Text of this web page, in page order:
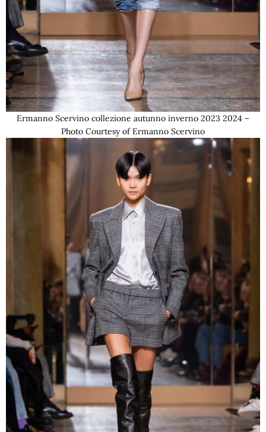
Ermanno Scervino collezione autunno inverno 2023 2024 –
Photo Courtesy of Ermanno Scervino